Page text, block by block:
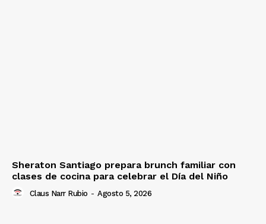
Sheraton Santiago prepara brunch familiar con
clases de cocina para celebrar el Día del Niño
Claus Narr Rubio - Agosto 5, 2026